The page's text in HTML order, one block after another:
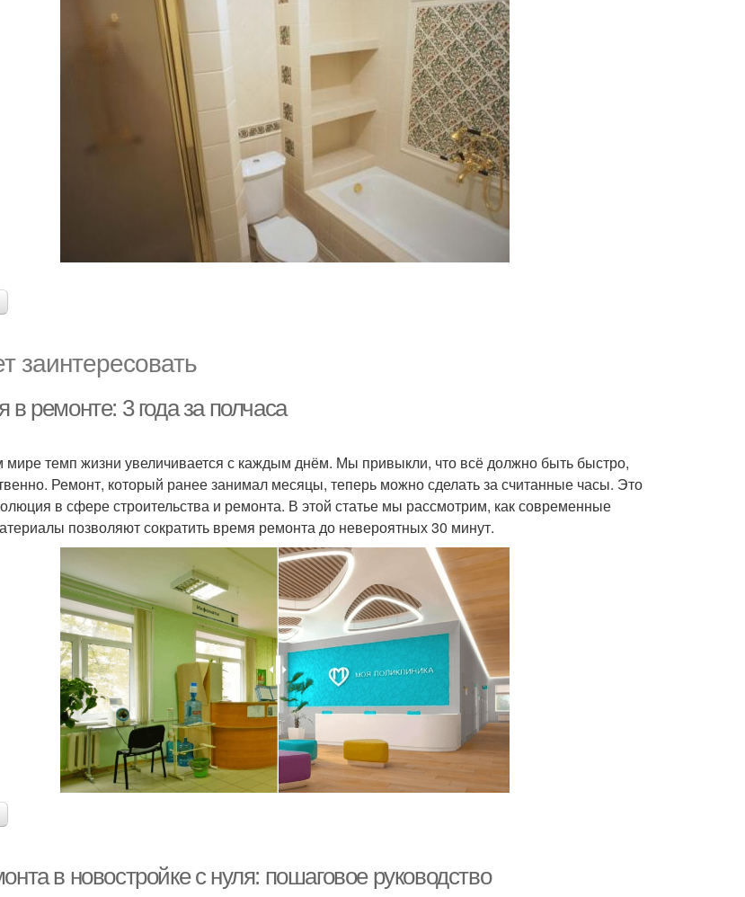
заинтересовать
ремонте: 3 года за полчаса
темп жизни увеличивается с каждым днём. Мы привыкли, что всё должно быть быстро,
Ремонт, который ранее занимал месяцы, теперь можно сделать за считанные часы. Это
в сфере строительства и ремонта. В этой статье мы рассмотрим, как современные
позволяют сократить время ремонта до невероятных 30 минут.
в новостройке с нуля: пошаговое руководство